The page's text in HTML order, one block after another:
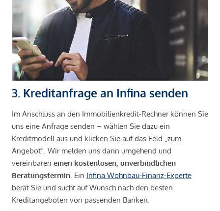
3. Kreditanfrage an Infina senden
Im Anschluss an den Immobilienkredit-Rechner können Sie
uns eine Anfrage senden – wählen Sie dazu ein
Kreditmodell aus und klicken Sie auf das Feld „zum
Angebot“. Wir melden uns dann umgehend und
vereinbaren einen kostenlosen, unverbindlichen
Beratungstermin . Ein Infina Wohnbau-Finanz-Experte
berät Sie und sucht auf Wunsch nach den besten
Kreditangeboten von passenden Banken.